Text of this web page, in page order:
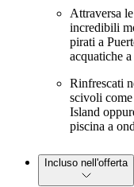
Attraversa
incredibili
pirati a
acquatiche
Rinfrescati
scivoli
Island
piscina a
Incluso nell'offerta